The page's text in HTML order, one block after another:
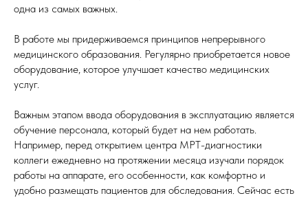
одна из самых важных.
В работе мы придерживаемся принципов непрерывного
медицинского образования. Регулярно приобретается новое
оборудование, которое улучшает качество медицинских
услуг.
Важным этапом ввода оборудования в эксплуатацию является
обучение персонала, который будет на нем работать.
Например, перед открытием центра МРТ-диагностики
коллеги ежедневно на протяжении месяца изучали порядок
работы на аппарате, его особенности, как комфортно и
удобно размещать пациентов для обследования. Сейчас есть